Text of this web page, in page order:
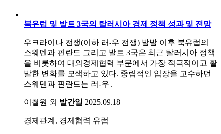
북유럽 및 발트 3국의 탈러시아 경제 정책 성과 및 전망
우크라이나 전쟁(이하 러-우 전쟁) 발발 이후 북유럽의
스웨덴과 핀란드 그리고 발트 3국은 최근 탈러시아 정책
을 비롯하여 대외경제협력 부문에서 가장 적극적이고 활
발한 변화를 모색하고 있다. 중립적인 입장을 고수하던
스웨덴과 핀란드는 러-우..
이철원 외 발간일 2025.09.18
경제관계, 경제협력 유럽